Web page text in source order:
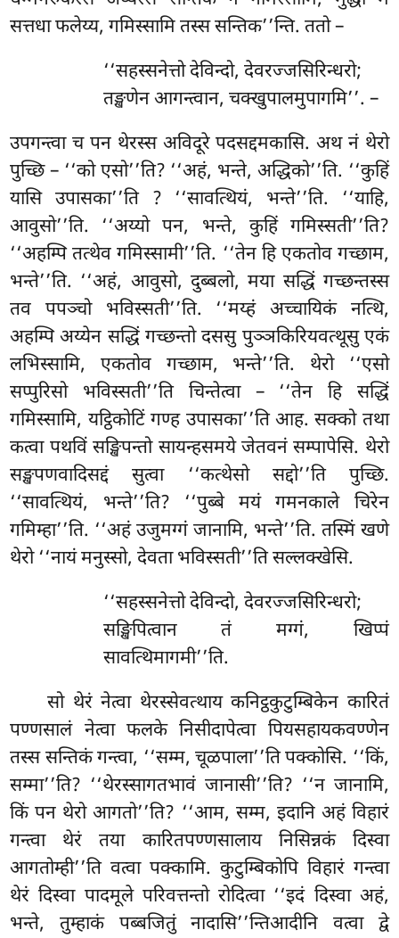
सत्तधा फलेय्य, गमिस्सामि तस्स सन्तिक’’न्ति. ततो –
‘‘सहस्सनेत्तो देविन्दो, देवरज्जसिरिन्धरो;
तङ्खणेन आगन्त्वान, चक्खुपालमुपागमि’’. –
उपगन्त्वाच पन थेरस्स अविदूरे पदसद्दमकासि. अथ नं थेरो
पुच्छि – ‘‘को एसो’’ति? ‘‘अहं, भन्ते, अद्धिको’’ति. ‘‘कुहिं
यासि उपासका’’ति ? ‘‘सावत्थियं, भन्ते’’ति. ‘‘याहि,
आवुसो’’ति. ‘‘अय्यो पन, भन्ते, कुहिं गमिस्सती’’ति?
‘‘अहम्पि तत्थेव गमिस्सामी’’ति. ‘‘तेन हि एकतोव गच्छाम,
भन्ते’’ति. ‘‘अहं, आवुसो, दुब्बलो, मया सद्धिं गच्छन्तस्स
तव पपञ्चो भविस्सती’’ति. ‘‘मय्हं अच्चायिकं नत्थि,
अहम्पि अय्येन सद्धिं गच्छन्तो दससु पुञ्ञकिरियवत्थूसु एकं
लभिस्सामि, एकतोव गच्छाम, भन्ते’’ति. थेरो ‘‘एसो
सप्पुरिसो भविस्सती’’ति चिन्तेत्वा – ‘‘तेन हि सद्धिं
गमिस्सामि, यट्ठिकोटिं गण्ह उपासका’’ति आह. सक्को तथा
कत्वा पथविं सङ्खिपन्तो सायन्हसमये जेतवनं सम्पापेसि. थेरो
सङ्खपणवादिसद्दं सुत्वा ‘‘कत्थेसो सद्दो’’ति पुच्छि.
‘‘सावत्थियं, भन्ते’’ति? ‘‘पुब्बे मयं गमनकाले चिरेन
गमिम्हा’’ति. ‘‘अहं उजुमग्गं जानामि, भन्ते’’ति. तस्मिं खणे
थेरो ‘‘नायं मनुस्सो, देवता भविस्सती’’ति सल्लक्खेसि.
‘‘सहस्सनेत्तो देविन्दो, देवरज्जसिरिन्धरो;
सङ्खिपित्वान तं मग्गं, खिप्पं
सावत्थिमागमी’’ति.
सो थेरं नेत्वा थेरस्सेवत्थाय कनिट्ठकुटुम्बिकेन कारितं
पण्णसालं नेत्वा फलके निसीदापेत्वा पियसहायकवण्णेन
तस्स सन्तिकं गन्त्वा, ‘‘सम्म, चूळपाला’’ति पक्कोसि. ‘‘किं,
सम्मा’’ति? ‘‘थेरस्सागतभावं जानासी’’ति? ‘‘न जानामि,
किं पन थेरो आगतो’’ति? ‘‘आम, सम्म, इदानि अहं विहारं
गन्त्वा थेरं तया कारितपण्णसालाय निसिन्नकं दिस्वा
आगतोम्ही’’ति वत्वा पक्कामि. कुटुम्बिकोपि विहारं गन्त्वा
थेरं दिस्वा पादमूले परिवत्तन्तो रोदित्वा ‘‘इदं दिस्वा अहं,
भन्ते, तुम्हाकं पब्बजितुं नादासि’’न्तिआदीनि वत्वा द्वे